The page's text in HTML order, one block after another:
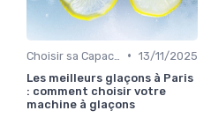
• 13/11/2025
Les meilleurs glaçons à Paris
: comment choisir votre
machine à glaçons